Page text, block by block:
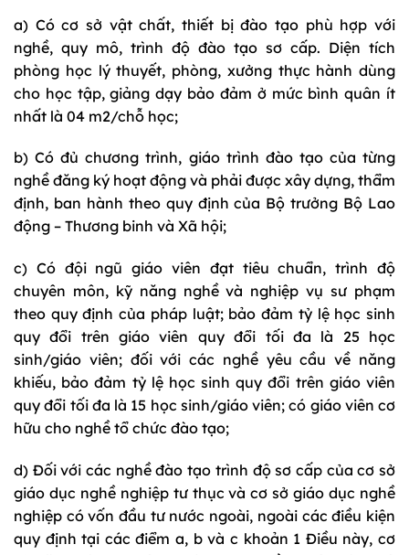
a) Có cơ sở vật chất, thiết bị đào tạo phù hợp với
nghề, quy mô, trình độ đào tạo sơ cấp. Diện tích
phòng học lý thuyết, phòng, xưởng thực hành dùng
cho học tập, giảng dạy bảo đảm ở mức bình quân ít
nhất là 04 m2/chỗ học;
b) Có đủ chương trình, giáo trình đào tạo của từng
nghề đăng ký hoạt động và phải được xây dựng, thẩm
định, ban hành theo quy định của Bộ trưởng Bộ Lao
động – Thương binh và Xã hội;
c) Có đội ngũ giáo viên đạt tiêu chuẩn, trình độ
chuyên môn, kỹ năng nghề và nghiệp vụ sư phạm
theo quy định của pháp luật; bảo đảm tỷ lệ học sinh
quy đổi trên giáo viên quy đổi tối đa là 25 học
sinh/giáo viên; đối với các nghề yêu cầu về năng
khiếu, bảo đảm tỷ lệ học sinh quy đổi trên giáo viên
quy đổi tối đa là 15 học sinh/giáo viên; có giáo viên cơ
hữu cho nghề tổ chức đào tạo;
d) Đối với các nghề đào tạo trình độ sơ cấp của cơ sở
giáo dục nghề nghiệp tư thục và cơ sở giáo dục nghề
nghiệp có vốn đầu tư nước ngoài, ngoài các điều kiện
quy định tại các điểm a, b và c khoản 1 Điều này, cơ